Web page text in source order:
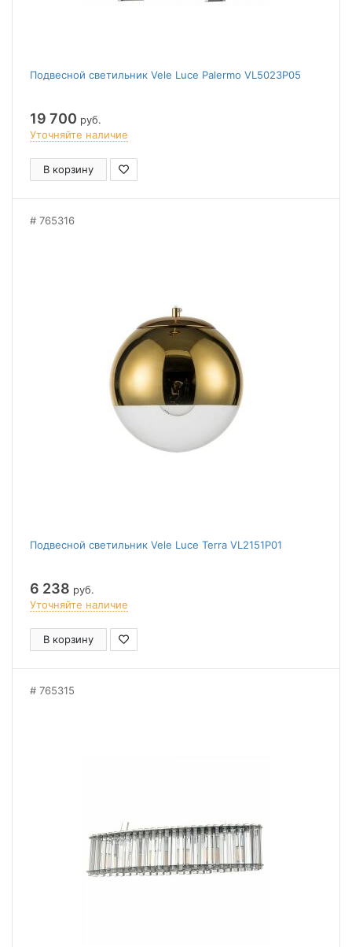
Подвесной светильник Vele Luce Palermo VL5023P05
19 700 руб.
Уточняйте наличие
В корзину
765316
Подвесной светильник Vele Luce Terra VL2151P01
6 238 руб.
Уточняйте наличие
В корзину
765315